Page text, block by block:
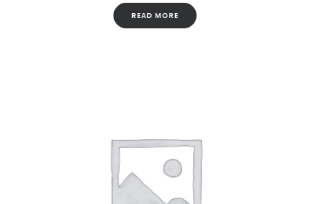
READ MORE